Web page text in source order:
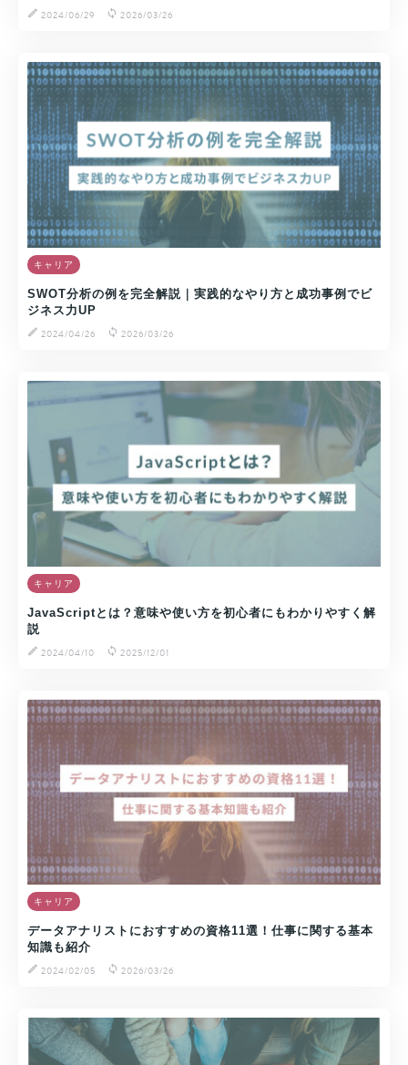
2024/06/29
2026/03/26
キャリア
SWOT分析の例を完全解説｜実践的なやり方と成功事例でビ
ジネス力UP
2024/04/26
2026/03/26
キャリア
JavaScriptとは？意味や使い方を初心者にもわかりやすく解
説
2024/04/10
2025/12/01
キャリア
データアナリストにおすすめの資格11選！仕事に関する基本
知識も紹介
2024/02/05
2026/03/26